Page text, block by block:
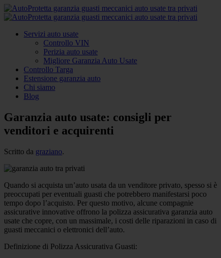
Servizi auto usate
Controllo VIN
Perizia auto usate
Migliore Garanzia Auto Usate
Controllo Targa
Estensione garanzia auto
Chi siamo
Blog
Garanzia auto usate: consigli per
venditori e acquirenti
Scritto da graziano.
Quando si acquista un’auto usata da un venditore privato, spesso si è
preoccupati per eventuali guasti che potrebbero manifestarsi poco
tempo dopo l’acquisto. Per questo motivo, alcune compagnie
assicurative innovative offrono la polizza assicurativa garanzia auto
usate che copre, con un massimale, i costi delle riparazioni in caso di
guasti meccanici o elettronici dell’auto.
Definizione di Polizza Assicurativa Guasti: